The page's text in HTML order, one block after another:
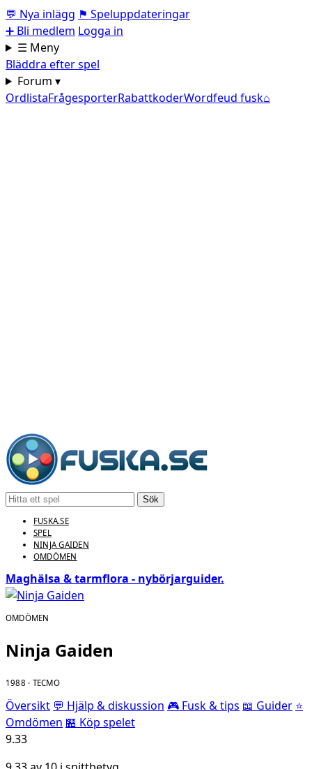
💬 Nya inlägg ⚑ Speluppdateringar
➕ Bli medlem Logga in
☰ Meny
Bläddra efter spel
Forum ▾
OrdlistaFrågesporterRabattkoderWordfeud fusk⌂
Sök
FUSKA.SE
SPEL
NINJA GAIDEN
OMDÖMEN
Maghälsa & tarmflora - nybörjarguider.
OMDÖMEN
Ninja Gaiden
1988 · TECMO
Översikt 💬 Hjälp & diskussion 🎮 Fusk & tips 📖 Guider ⭐
Omdömen 🏪 Köp spelet
9.33